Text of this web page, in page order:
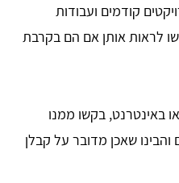
קודמים ועבודות
לראות אותן אם הם בקרבת
באינטרנט, בקשו ממנו
שאכן מדובר על קבלן